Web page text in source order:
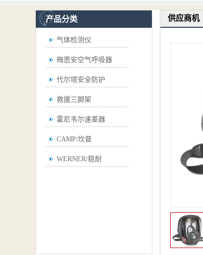
产品分类
气体检测仪
梅思安空气呼吸器
代尔塔安全防护
救援三脚架
霍尼韦尔速差器
CAMP/坎普
WERNER/稳耐
供应商机